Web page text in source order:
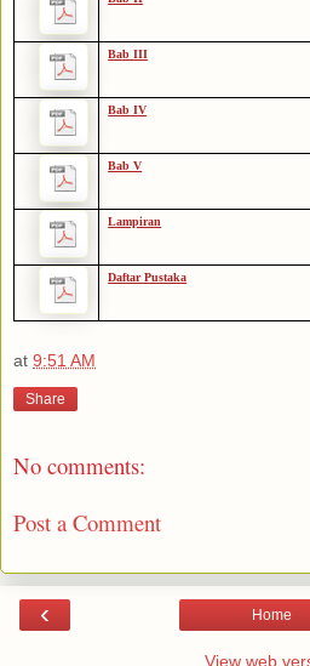
Bab III
Bab IV
Bab V
Lampiran
Daftar Pustaka
at 9:51 AM
Share
No comments:
Post a Comment
‹ Home
View web